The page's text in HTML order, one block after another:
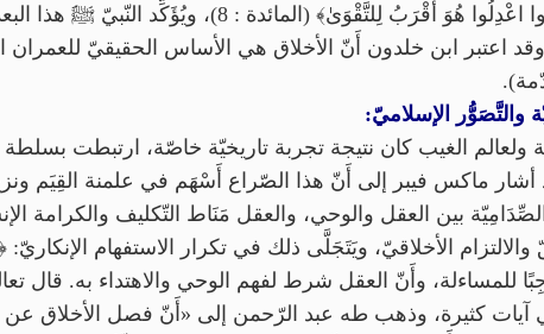
﴿وَلَا يَجْرِمَنَّكُمْ شَنَآنُ قَوْمٍ عَلَىٰ أَلَّا تَعْدِلُوا اعْدِلُوا هُوَ أَقْرَبُ لِلتَّقْوَىٰ﴾
بُعِثْتُ لأُتَمِّمَ مكارم الأخلاق»(5). وقد اعتبر ابن خلدون أَنّ الأخلاق هي الأساس
والتَّصَوُّر الإسلاميّ:
ولعالم الغيب كان نتيجة تجربة تاريخيّة خاصّة، ارتبطت
أشار ماكس فيبر إلى أَنّ هذا الصّراع أَسْهَم في علمنة القِيَم
بين العقل والوحي، والعقل مَنَاط التّكليف والكرامة
الأخلاقيّ، ويَتَجَلَّى ذلك في تكرار الاستفهام الإنكاريّ:
للمساءلة، وأَنّ العقل شرط لفهم الوحي والاهتداء به. قال
آيات كثيرة، وذهب طه عبد الرّحمن إلى «أَنّ فصل الأخلاق عن